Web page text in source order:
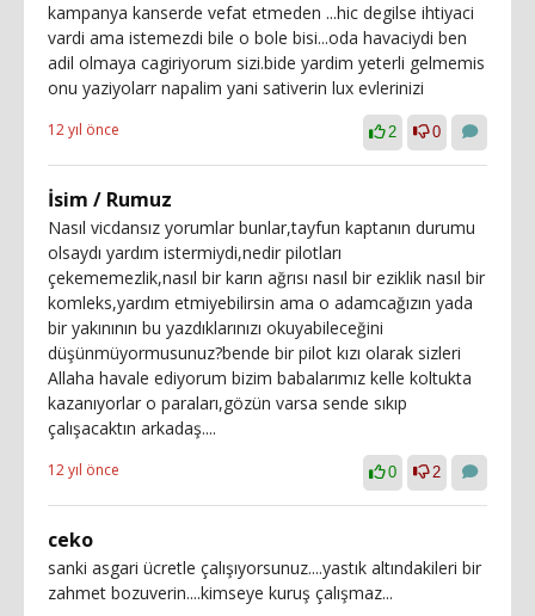
kampanya kanserde vefat etmeden ...hic degilse ihtiyaci
vardi ama istemezdi bile o bole bisi...oda havaciydi ben
adil olmaya cagiriyorum sizi.bide yardim yeterli gelmemis
onu yaziyolarr napalim yani sativerin lux evlerinizi
12 yıl önce 2 0
İsim / Rumuz
Nasıl vicdansız yorumlar bunlar,tayfun kaptanın durumu
olsaydı yardım istermiydi,nedir pilotları
çekememezlik,nasıl bir karın ağrısı nasıl bir eziklik nasıl bir
komleks,yardım etmiyebilirsin ama o adamcağızın yada
bir yakınının bu yazdıklarınızı okuyabileceğini
düşünmüyormusunuz?bende bir pilot kızı olarak sizleri
Allaha havale ediyorum bizim babalarımız kelle koltukta
kazanıyorlar o paraları,gözün varsa sende sıkıp
çalışacaktın arkadaş....
12 yıl önce 0 2
ceko
sanki asgari ücretle çalışıyorsunuz....yastık altındakileri bir
zahmet bozuverin....kimseye kuruş çalışmaz...